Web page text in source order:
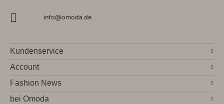
info@omoda.de
Kundenservice
Account
Fashion News
bei Omoda